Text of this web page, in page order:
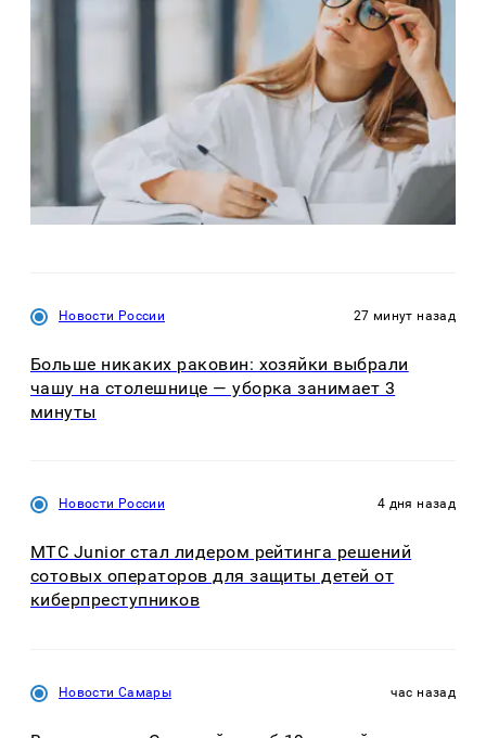
Новости России 27 минут назад
Больше никаких раковин: хозяйки выбрали
чашу на столешнице — уборка занимает 3
минуты
Новости России 4 дня назад
МТС Junior стал лидером рейтинга решений
сотовых операторов для защиты детей от
киберпреступников
Новости Самары час назад